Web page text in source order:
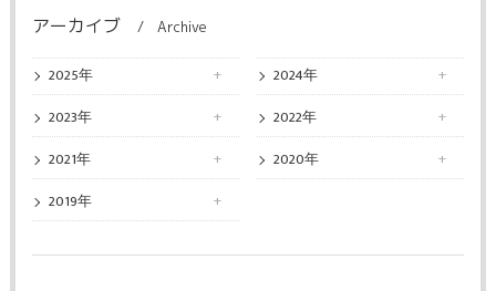
アーカイブ Archive
2025年
2024年
2023年
2022年
2021年
2020年
2019年